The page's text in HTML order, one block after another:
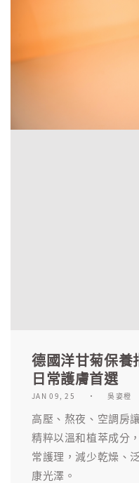
德國洋甘菊保養
日常護膚首選
JAN 09, 25 吳姿橙
高壓、熬夜、空調房
精粹以溫和植萃成分
常護理，減少乾燥、
康光澤。